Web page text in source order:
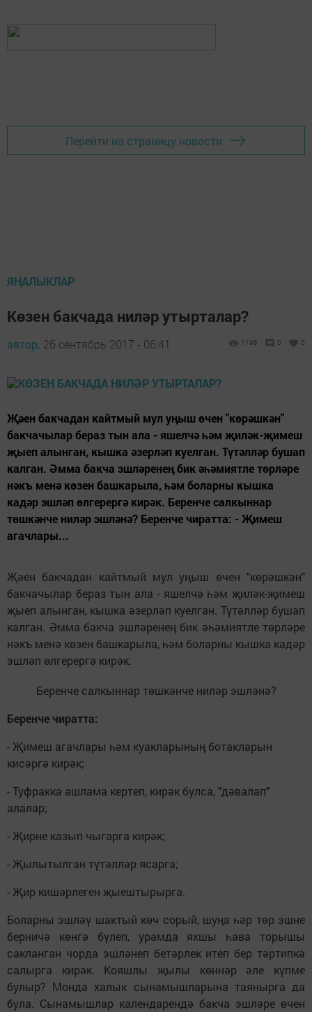
Перейти на страницу новости
ЯҢАЛЫКЛАР
Көзен бакчада ниләр утырталар?
автор, 26 сентябрь 2017 - 06:41 1198 0 0
Җәен бакчадан кайтмый мул уңыш өчен "көрәшкән"
бакчачылар бераз тын ала - яшелчә һәм җиләк-җимеш
җыеп алынган, кышка әзерләп куелган. Түтәлләр бушап
калган. Әмма бакча эшләренең бик әһәмиятле төрләре
нәкъ менә көзен башкарыла, һәм боларны кышка
кадәр эшләп өлгерергә кирәк. Беренче салкыннар
төшкәнче ниләр эшләнә? Беренче чиратта: - Җимеш
агачлары...
Җәен бакчадан кайтмый мул уңыш өчен "көрәшкән"
бакчачылар бераз тын ала - яшелчә һәм җиләк-җимеш
җыеп алынган, кышка әзерләп куелган. Түтәлләр бушап
калган. Әмма бакча эшләренең бик әһәмиятле төрләре
нәкъ менә көзен башкарыла, һәм боларны кышка кадәр
эшләп өлгерергә кирәк.
Беренче салкыннар төшкәнче ниләр эшләнә?
Беренче чиратта:
- Җимеш агачлары һәм куакларының ботакларын
кисәргә кирәк;
- Туфракка ашлама кертеп, кирәк булса, "дәвалап"
алалар;
- Җирне казып чыгарга кирәк;
- Җылытылган түтәлләр ясарга;
- Җир кишәрлеген җыештырырга.
Боларны эшләү шактый көч сорый, шуңа һәр төр эшне
берничә көнгә бүлеп, урамда яхшы һава торышы
сакланган чорда эшләнеп бетәрлек итеп бер тәртипкә
салырга кирәк. Кояшлы җылы көннәр әле күпме
булыр? Монда халык сынамышларына таянырга да
була. Сынамышлар календарендә бакча эшләре өчен